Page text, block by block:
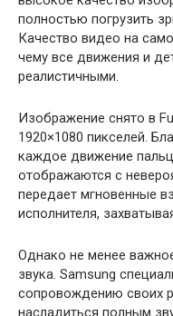
полностью погрузить
Качество видео на
чему все движения и
реалистичными.
Изображение снято в
1920×1080 пикселей.
каждое движение
отображаются с
передает мгновенные
исполнителя,
Однако не менее
звука. Samsung
сопровождению своих